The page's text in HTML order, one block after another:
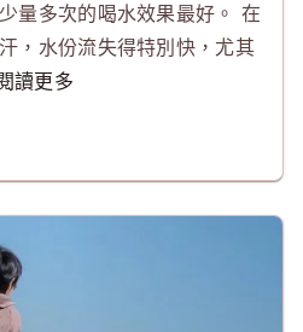
量多次的喝水效果最好。 在
，水份流失得特別快，尤其
讀更多